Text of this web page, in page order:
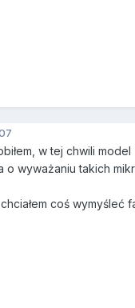
w tej chwili
o wyważaniu takich
coś wymyśleć